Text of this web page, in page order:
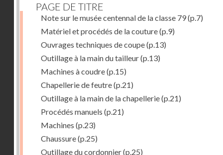
PAGE DE TITRE
Note sur le musée centennal de la classe 79(p.7)
Matériel et procédés de la couture(p.9)
Ouvrages techniques de coupe(p.13)
Outillage à la main du tailleur(p.13)
Machines à coudre(p.15)
Chapellerie de feutre(p.21)
Outillage à la main de la chapellerie(p.21)
Procédés manuels (p.21)
Machines (p.23)
Chaussure(p.25)
Outillage du cordonnier(p.25)